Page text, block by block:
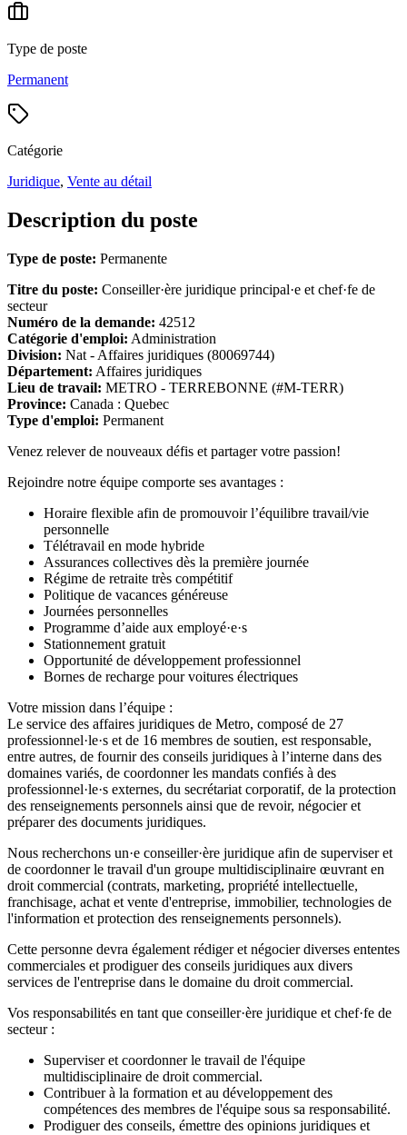
Type de poste
Permanent
Catégorie
Juridique, Vente au détail
Description du poste
Type de poste: Permanente
Titre du poste: Conseiller·ère juridique principal·e et chef·fe de
secteur
Numéro de la demande: 42512
Catégorie d'emploi: Administration
Division: Nat - Affaires juridiques (80069744)
Département: Affaires juridiques
Lieu de travail: METRO - TERREBONNE (#M-TERR)
Province: Canada : Quebec
Type d'emploi: Permanent
Venez relever de nouveaux défis et partager votre passion!
Rejoindre notre équipe comporte ses avantages :
Horaire flexible afin de promouvoir l’équilibre travail/vie
personnelle
Télétravail en mode hybride
Assurances collectives dès la première journée
Régime de retraite très compétitif
Politique de vacances généreuse
Journées personnelles
Programme d’aide aux employé·e·s
Stationnement gratuit
Opportunité de développement professionnel
Bornes de recharge pour voitures électriques
Votre mission dans l’équipe :
Le service des affaires juridiques de Metro, composé de 27
professionnel·le·s et de 16 membres de soutien, est responsable,
entre autres, de fournir des conseils juridiques à l’interne dans des
domaines variés, de coordonner les mandats confiés à des
professionnel·le·s externes, du secrétariat corporatif, de la protection
des renseignements personnels ainsi que de revoir, négocier et
préparer des documents juridiques.
Nous recherchons un·e conseiller·ère juridique afin de superviser et
de coordonner le travail d'un groupe multidisciplinaire œuvrant en
droit commercial (contrats, marketing, propriété intellectuelle,
franchisage, achat et vente d'entreprise, immobilier, technologies de
l'information et protection des renseignements personnels).
Cette personne devra également rédiger et négocier diverses ententes
commerciales et prodiguer des conseils juridiques aux divers
services de l'entreprise dans le domaine du droit commercial.
Vos responsabilités en tant que conseiller·ère juridique et chef·fe de
secteur :
Superviser et coordonner le travail de l'équipe
multidisciplinaire de droit commercial.
Contribuer à la formation et au développement des
compétences des membres de l'équipe sous sa responsabilité.
Prodiguer des conseils, émettre des opinions juridiques et